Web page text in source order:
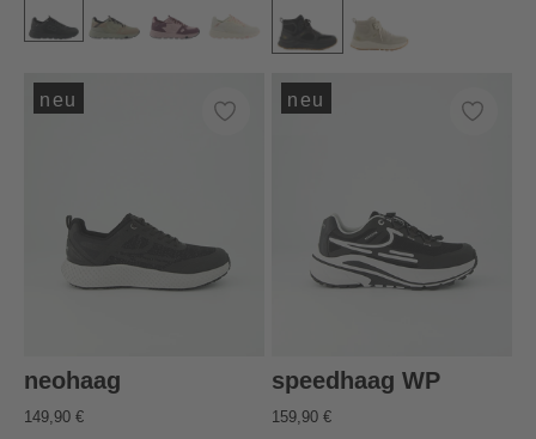
neu
neohaag
149,90 €
neu
speedhaag WP
159,90 €